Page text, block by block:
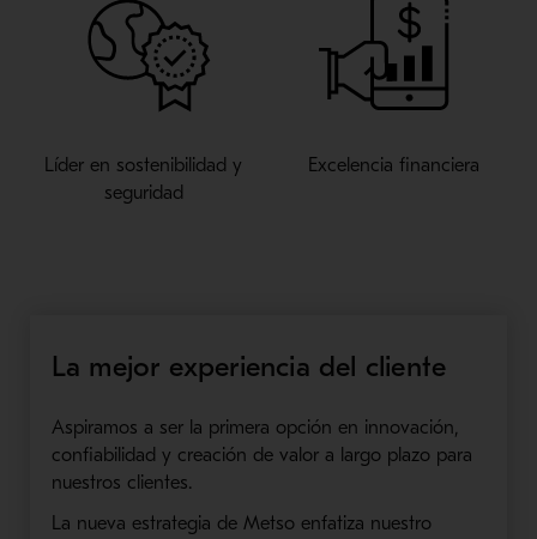
Líder en sostenibilidad y
seguridad
Excelencia financiera
La mejor experiencia del cliente
Aspiramos a ser la primera opción en innovación,
confiabilidad y creación de valor a largo plazo para
nuestros clientes.
La nueva estrategia de Metso enfatiza nuestro